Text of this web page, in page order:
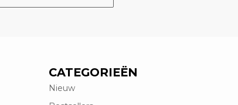
CATEGORIEËN
Nieuw